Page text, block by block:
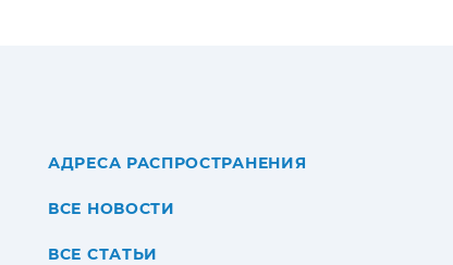
АДРЕСА РАСПРОСТРАНЕНИЯ
ВСЕ НОВОСТИ
ВСЕ СТАТЬИ